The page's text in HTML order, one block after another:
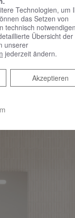
die neuen
eher filigran
massiv wirken
pflegeleicht,
Technologien, um
das Setzen von
technisch notwendigen
Übersicht der
unserer
jederzeit ändern.
Akzeptieren